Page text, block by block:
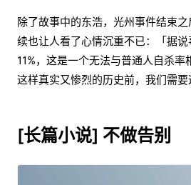
除了故事中的东浩，光州事件结束
续也让人看了心情沉重不已：「据
11%，这是一个无法与普通人自杀
这样真实又惨烈的历史前，我们需要
[长篇小说] 不做告别